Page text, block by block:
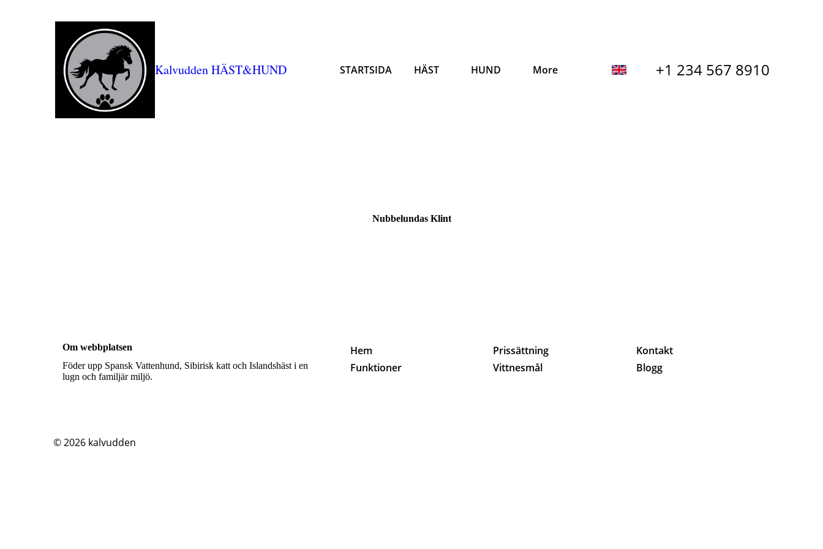
Kalvudden HÄST&HUND STARTSIDA HÄST HUND More +1 234 567 8910
Nubbelundas Klint
Om webbplatsen
Föder upp Spansk Vattenhund, Sibirisk katt och Islandshäst i en
lugn och familjär miljö.
Hem
Funktioner
Prissättning
Vittnesmål
Kontakt
Blogg
© 2026 kalvudden